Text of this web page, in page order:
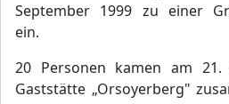
September 1999 zu einer
ein.
20 Personen kamen am
Gaststätte „Orsoyerberg"